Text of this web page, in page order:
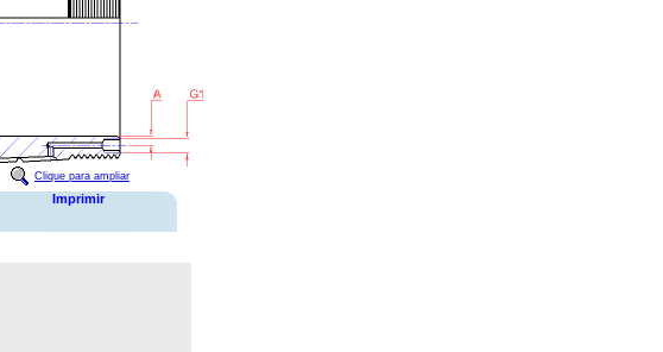
Clique para ampliar
Imprimir